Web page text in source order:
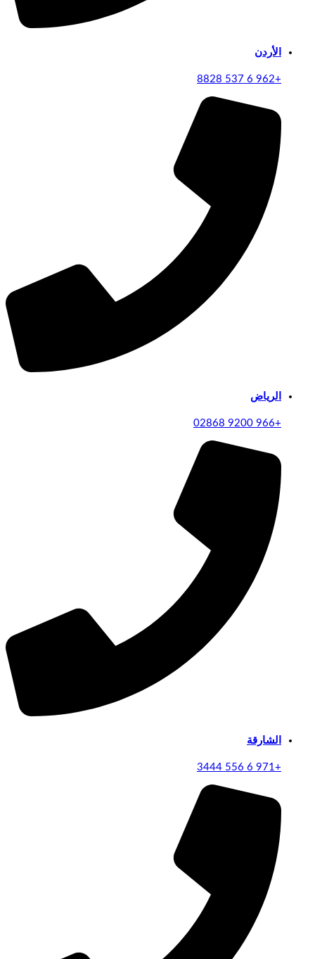
الأردن
+962 6 537 8828
الرياض
+966 9200 02868
الشارقة
+971 6 556 3444